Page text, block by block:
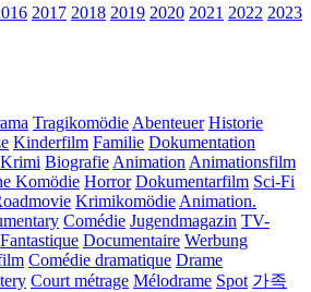
2017 2018 2019 2020 2021 2022 2023
TragikomödieAbenteuer Historie
Kinderfilm Familie Dokumentation
Krimi BiografieAnimationAnimationsfilm
Komödie Horror Dokumentarfilm Sci-Fi
KrimikomödieAnimation.
Comédie Jugendmagazin TV-
Fantastique Documentaire Werbung
Comédie dramatique Drame
Court métrage Mélodrame Spot 가족